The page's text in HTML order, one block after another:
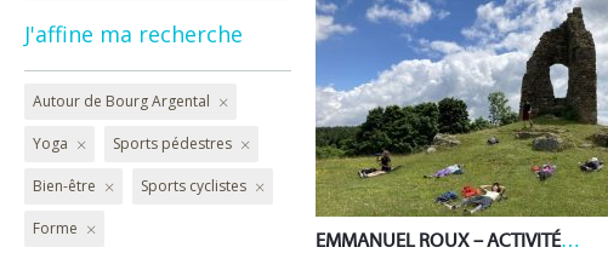
J'affine ma recherche
Autour de Bourg Argental
Yoga Sports pédestres
Bien-être Sports cyclistes
Forme
EMMANUEL ROUX – ACTIVITÉS DE BIEN-ÊTRE ET DE PLEINE NATURE